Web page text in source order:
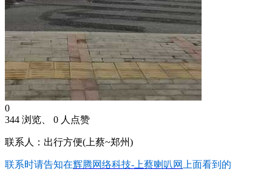
0
344 浏览、 0 人点赞
联系人：出行方便(上蔡~郑州)
联系时请告知在辉腾网络科技-上蔡喇叭网 上面看到的